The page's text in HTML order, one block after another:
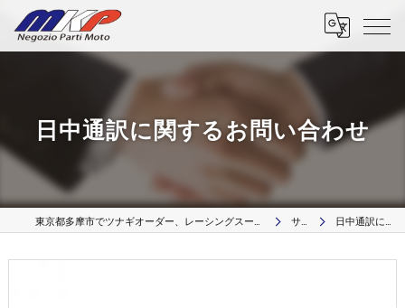
日中通訳に関するお問い合わせ
サービス 日中通訳に関するお問い合わせ